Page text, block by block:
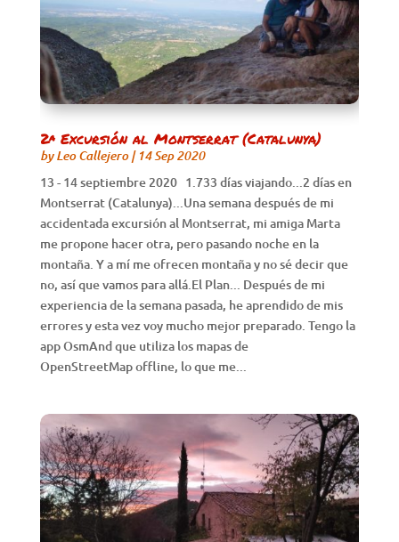
2ª Excursión al Montserrat (Catalunya)
byLeo Callejero| 14 Sep 2020
13 - 14 septiembre 2020 1.733 días viajando...2 días en
Montserrat (Catalunya)...Una semana después de mi
accidentada excursión al Montserrat, mi amiga Marta
me propone hacer otra, pero pasando noche en la
montaña. Y a mí me ofrecen montaña y no sé decir que
no, así que vamos para allá.El Plan... Después de mi
experiencia de la semana pasada, he aprendido de mis
errores y esta vez voy mucho mejor preparado. Tengo la
app OsmAnd que utiliza los mapas de
OpenStreetMap offline, lo que me...